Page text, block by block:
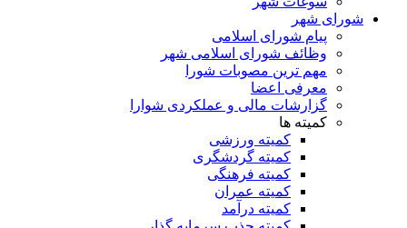
شورای شهر
پیام شورای اسلامی
وظائف شورای اسلامی شهر
مهم ترین مصوبات شورا
معرفی اعضا
گزارشات مالی و عملکردی شوارا
کمیته ها
کمیته ورزشی
کمیته گردشگری
کمیته فرهنگی
کمیته عمران
کمیته درآمد